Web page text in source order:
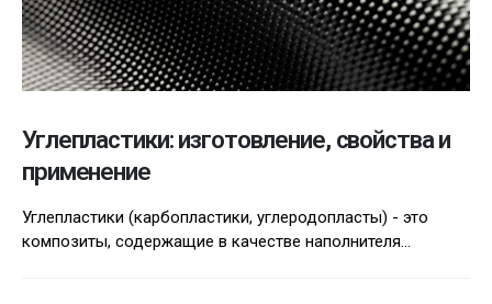
Углепластики: изготовление, свойства и
применение
Углепластики (карбопластики, углеродопласты) - это
композиты, содержащие в качестве наполнителя...